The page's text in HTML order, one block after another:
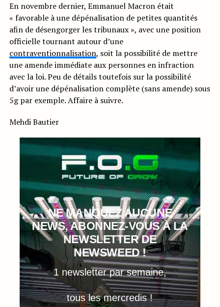
En novembre dernier, Emmanuel Macron était
« favorable à une dépénalisation de petites quantités
afin de désengorger les tribunaux », avec une position
officielle tournant autour d’une
contraventionnalisation, soit la possibilité de mettre
une amende immédiate aux personnes en infraction
avec la loi. Peu de détails toutefois sur la possibilité
d’avoir une dépénalisation complète (sans amende) sous
5g par exemple. Affaire à suivre.
Mehdi Bautier
NE MANQUEZ AUCUNE
NEWS, ABONNEZ-VOUS À LA
NEWSLETTER DE
NEWSWEED !
1 newsletter par semaine,
tous les mercredis !